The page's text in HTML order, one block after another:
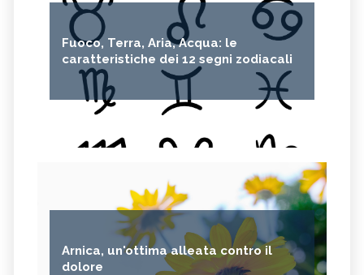
Fuoco, Terra, Aria, Acqua: le
caratteristiche dei 12 segni zodiacali
Arnica, un'ottima alleata contro il
dolore